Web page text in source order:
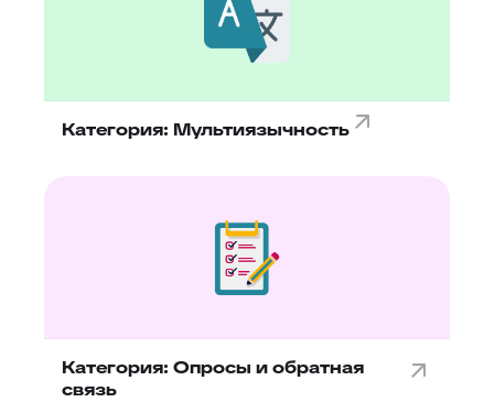
Категория: Мультиязычность
Категория: Опросы и обратная
связь